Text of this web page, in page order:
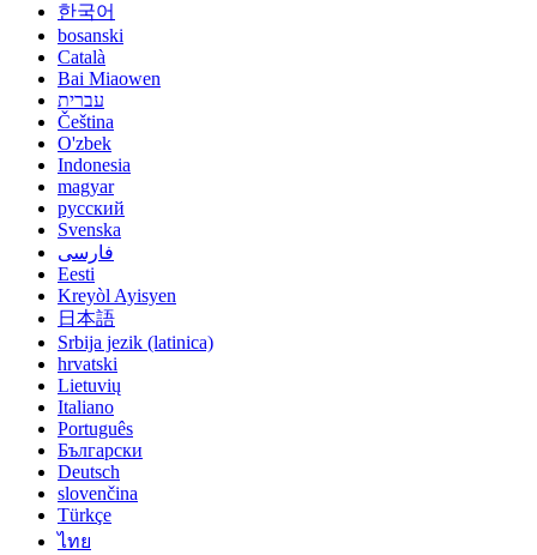
한국어
bosanski
Català
Bai Miaowen
עברית
Čeština
O'zbek
Indonesia
magyar
русский
Svenska
فارسی
Eesti
Kreyòl Ayisyen
日本語
Srbija jezik (latinica)
hrvatski
Lietuvių
Italiano
Português
Български
Deutsch
slovenčina
Türkçe
ไทย